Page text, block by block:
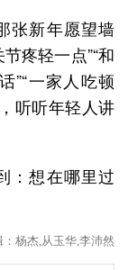
张新年愿望墙
疼轻一点”“和
”“一家人吃顿
听听年轻人讲
：想在哪里过
：杨杰,从玉华,李沛然